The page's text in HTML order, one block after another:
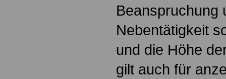
Beanspruchung
Nebentätigkeit
und die Höhe
gilt auch für